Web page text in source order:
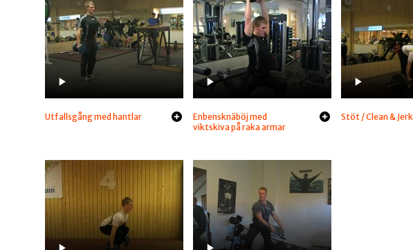
Utfallsgång med hantlar
Enbensknäböj med
viktskiva på raka armar
Stöt / Clean & Jerk